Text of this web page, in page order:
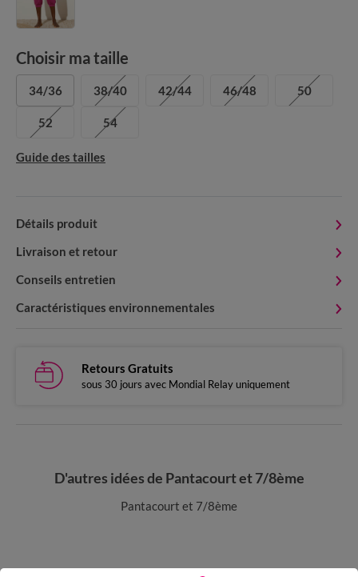
Choisir ma taille
34/36 38/40 42/44 46/48 50
52 54
Guide des tailles
Détails produit
Livraison et retour
Conseils entretien
Caractéristiques environnementales
Retours Gratuits
sous 30 jours avec Mondial Relay uniquement
D'autres idées de Pantacourt et 7/8ème
Pantacourt et 7/8ème